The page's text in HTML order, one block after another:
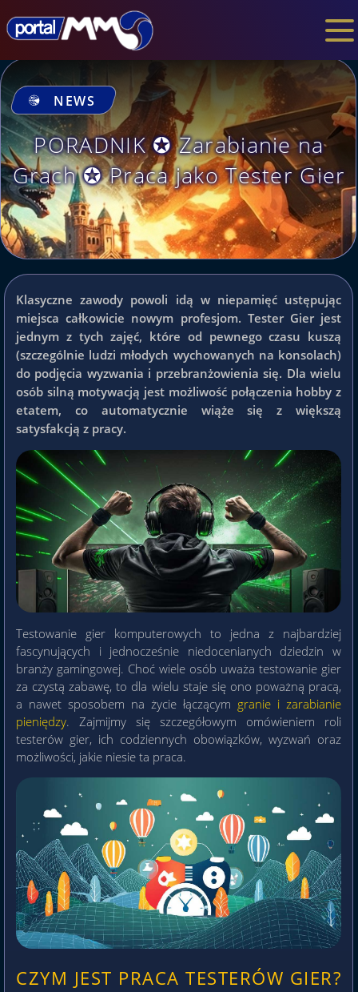
NEWS
PORADNIK ✪ Zarabianie na
Grach ✪ Praca jako Tester Gier
Klasyczne zawody powoli idą w niepamięć ustępując
miejsca całkowicie nowym profesjom. Tester Gier jest
jednym z tych zajęć, które od pewnego czasu kuszą
(szczególnie ludzi młodych wychowanych na konsolach)
do podjęcia wyzwania i przebranżowienia się. Dla wielu
osób silną motywacją jest możliwość połączenia hobby z
etatem, co automatycznie wiąże się z większą
satysfakcją z pracy.
Testowanie gier komputerowych to jedna z najbardziej
fascynujących i jednocześnie niedocenianych dziedzin w
branży gamingowej. Choć wiele osób uważa testowanie gier
za czystą zabawę, to dla wielu staje się ono poważną pracą,
a nawet sposobem na życie łączącym granie i zarabianie
pieniędzy. Zajmijmy się szczegółowym omówieniem roli
testerów gier, ich codziennych obowiązków, wyzwań oraz
możliwości, jakie niesie ta praca.
CZYM JEST PRACA TESTERÓW GIER?